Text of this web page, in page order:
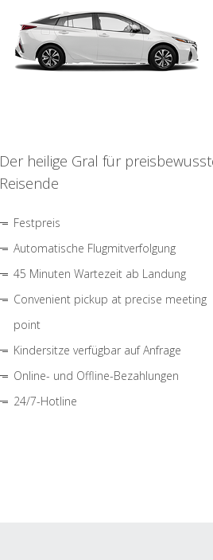
Der heilige Gral für
Reisende
Festpreis
Automatische Flugmitverfolgung
45 Minuten Wartezeit ab Landung
Convenient pickup at precise meeting
point
Kindersitze verfügbar auf Anfrage
Online- und Offline-Bezahlungen
24/7-Hotline